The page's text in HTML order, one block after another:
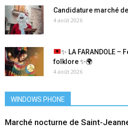
Candidature marché
4 août 2026
✨ LA FARANDOLE
folklore✨🌍
4 août 2026
WINDOWS PHONE
Marché nocturne de Saint-